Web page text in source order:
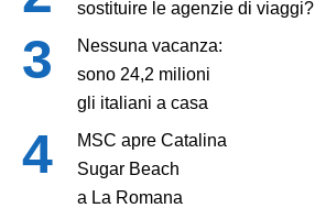
sostituire le agenzie di viaggi?
Nessuna vacanza:
sono 24,2 milioni
gli italiani a casa
MSC apre Catalina
Sugar Beach
a La Romana